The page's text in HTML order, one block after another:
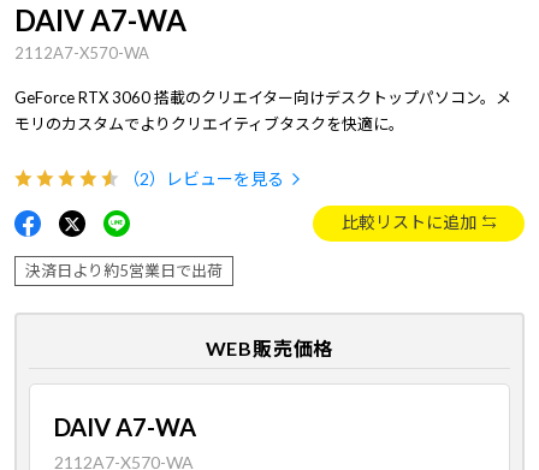
DAIV A7-WA
2112A7-X570-WA
GeForce RTX 3060 搭載のクリエイター向けデスクトップパソコン。メ
モリのカスタムでよりクリエイティブタスクを快適に。
（2） レビューを見る
比較リストに追加
決済日より約5営業日で出荷
WEB販売価格
DAIV A7-WA
2112A7-X570-WA